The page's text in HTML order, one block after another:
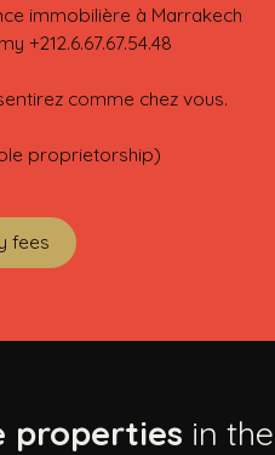
immobilière à Marrakech
+212.6.67.67.54.48
comme chez vous.
proprietorship)
fees
properties in